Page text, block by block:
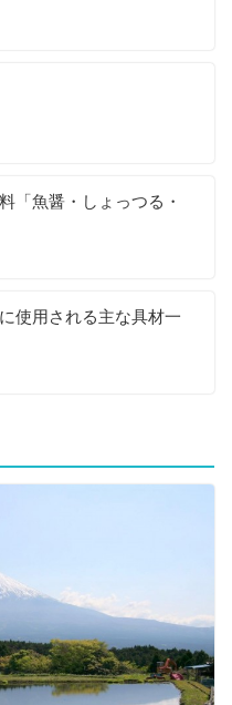
「魚醤・しょっつる・
使用される主な具材一